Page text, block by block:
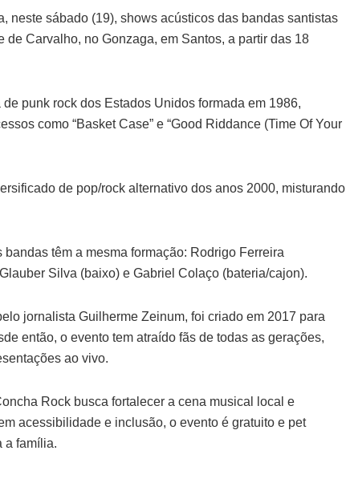
neste sábado (19), shows acústicos das bandas santistas
Carvalho, no Gonzaga, em Santos, a partir das 18
punk rock dos Estados Unidos formada em 1986,
como “Basket Case” e “Good Riddance (Time Of Your
de pop/rock alternativo dos anos 2000, misturando
têm a mesma formação: Rodrigo Ferreira
Silva (baixo) e Gabriel Colaço (bateria/cajon).
jornalista Guilherme Zeinum, foi criado em 2017 para
então, o evento tem atraído fãs de todas as gerações,
ao vivo.
Rock busca fortalecer a cena musical local e
acessibilidade e inclusão, o evento é gratuito e pet
a família.